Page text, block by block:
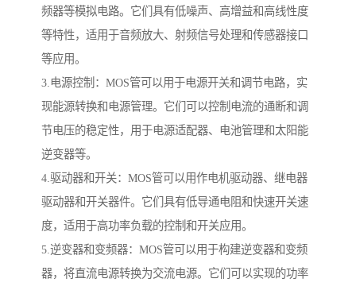
频器等模拟电路。它们具有低噪声、高增益和高线性度
等特性，适用于音频放大、射频信号处理和传感器接口
等应用。
3.电源控制：MOS管可以用于电源开关和调节电路，实
现能源转换和电源管理。它们可以控制电流的通断和调
节电压的稳定性，用于电源适配器、电池管理和太阳能
逆变器等。
4.驱动器和开关：MOS管可以用作电机驱动器、继电器
驱动器和开关器件。它们具有低导通电阻和快速开关速
度，适用于高功率负载的控制和开关应用。
5.逆变器和变频器：MOS管可以用于构建逆变器和变频
器，将直流电源转换为交流电源。它们可以实现的功率